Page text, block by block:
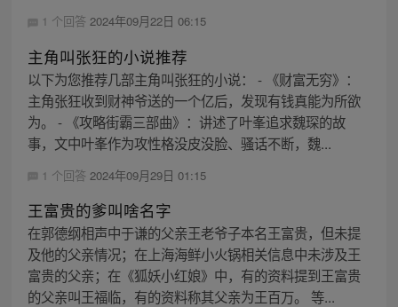
1 个回答 2024年09月22日 06:15
主角叫张狂的小说推荐
以下为您推荐几部主角叫张狂的小说： - 《财富无穷》：
主角张狂收到财神爷送的一个亿后，发现有钱真能为所欲
为。 - 《攻略街霸三部曲》：讲述了叶峯追求魏琛的故
事，文中叶峯作为攻性格没皮没脸、骚话不断，魏...
1 个回答 2024年09月29日 01:15
王富贵的爹叫啥名字
在郭德纲相声中于谦的父亲王老爷子本名王富贵，但未提
及他的父亲情况；在上海海鲜小火锅相关信息中未涉及王
富贵的父亲；在《狐妖小红娘》中，有的资料提到王富贵
的父亲叫王福临，有的资料称其父亲为王百万。 等...